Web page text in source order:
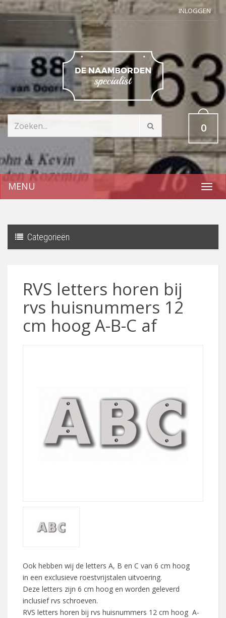
INLOGGEN
0
MENU
Categorieën
RVS letters horen bij
rvs huisnummers 12
cm hoog A-B-C af
Ook hebben wij de letters A, B en C van 6 cm hoog
in een exclusieve roestvrijstalen uitvoering.
Deze letters zijn 6 cm hoog en worden geleverd
inclusief rvs schroeven.
RVS letters horen bij rvs huisnummers 12 cm hoog A-